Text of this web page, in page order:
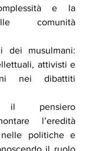
e la
comunità
dei musulmani:
attivisti e
nei dibattiti
il pensiero
l’eredità
nelle politiche e